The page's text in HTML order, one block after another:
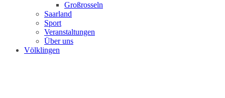
Großrosseln
Saarland
Sport
Veranstaltungen
Über uns
Völklingen